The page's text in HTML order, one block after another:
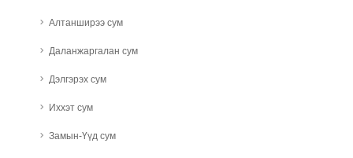
Алтанширээ сум
Даланжаргалан сум
Дэлгэрэх сум
Иххэт сум
Замын-Үүд сум